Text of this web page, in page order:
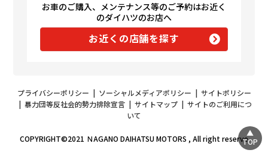
お車のご購入、メンテナンス等のご予約はお近く
のダイハツのお店へ
お近くの店舗を探す
プライバシーポリシー | ソーシャルメディアポリシー | サイトポリシー
| 暴力団等反社会的勢力排除宣言| サイトマップ| サイトのご利用につ
いて
COPYRIGHT©2021 ＮAGANO DAIHATSU MOTORS , All right reserveTOP